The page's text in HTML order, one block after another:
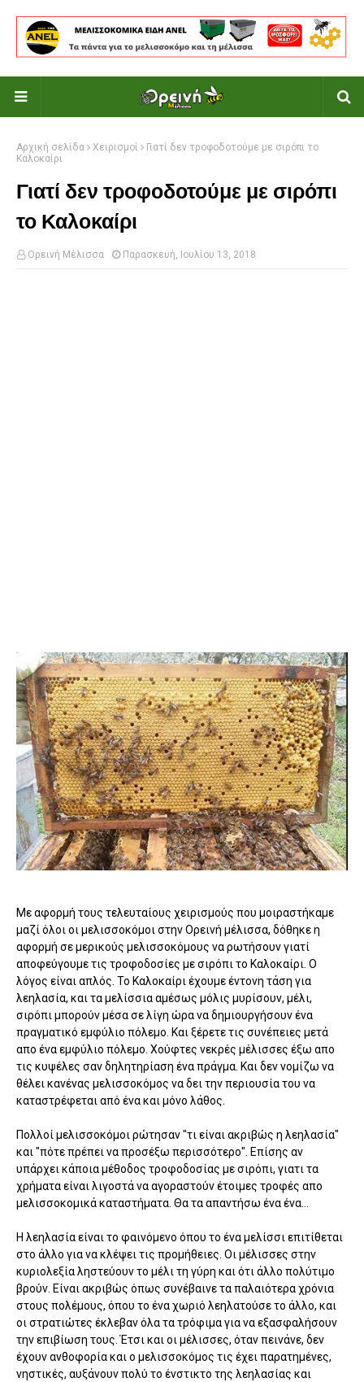
Αρχική σελίδα Χειρισμοί
Γιατί δεν τροφοδοτούμε με σιρόπι το
Καλοκαίρι
Γιατί δεν τροφοδοτούμε με σιρόπι
το Καλοκαίρι
Ορεινή Μέλισσα Παρασκευή, Ιουλίου 13, 2018
Με αφορμή τους τελευταίους χειρισμούς που μοιραστήκαμε
μαζί όλοι οι μελισσοκόμοι στην Ορεινή μέλισσα, δόθηκε η
αφορμή σε μερικούς μελισσοκόμους να ρωτήσουν γιατί
αποφεύγουμε τις τροφοδοσίες με σιρόπι το Καλοκαίρι. Ο
λόγος είναι απλός. Το Καλοκαίρι έχουμε έντονη τάση για
λεηλασία, και τα μελίσσια αμέσως μόλις μυρίσουν, μέλι,
σιρόπι μπορούν μέσα σε λίγη ώρα να δημιουργήσουν ένα
πραγματικό εμφύλιο πόλεμο. Και ξέρετε τις συνέπειες μετά
απο ένα εμφύλιο πόλεμο. Χούφτες νεκρές μέλισσες έξω απο
τις κυψέλες σαν δηλητηρίαση ένα πράγμα. Και δεν νομίζω να
θέλει κανένας μελισσοκόμος να δει την περιουσία του να
καταστρέφεται από ένα και μόνο λάθος.
Πολλοί μελισσοκόμοι ρώτησαν "τι είναι ακριβώς η λεηλασία"
και "πότε πρέπει να προσέξω περισσότερο". Επίσης αν
υπάρχει κάποια μέθοδος τροφοδοσίας με σιρόπι, γιατι τα
χρήματα είναι λιγοστά να αγοραστούν έτοιμες τροφές απο
μελισσοκομικά καταστήματα. Θα τα απαντήσω ένα ένα...
Η λεηλασία είναι το φαινόμενο όπου το ένα μελίσσι επιτίθεται
στο άλλο για να κλέψει τις προμήθειες. Οι μέλισσες στην
κυριολεξία ληστεύουν το μέλι τη γύρη και ότι άλλο πολύτιμο
βρούν. Είναι ακριβώς όπως συνέβαινε τα παλαιότερα χρόνια
στους πολέμους, όπου το ένα χωριό λεηλατούσε το άλλο, και
οι στρατιώτες έκλεβαν όλα τα τρόφιμα για να εξασφαλήσουν
την επιβίωση τους. Έτσι και οι μέλισσες, όταν πεινάνε, δεν
έχουν ανθοφορία και ο μελισσοκόμος τις έχει παρατημένες,
νηστικές, αυξάνουν πολύ το ένστικτο της λεηλασίας και